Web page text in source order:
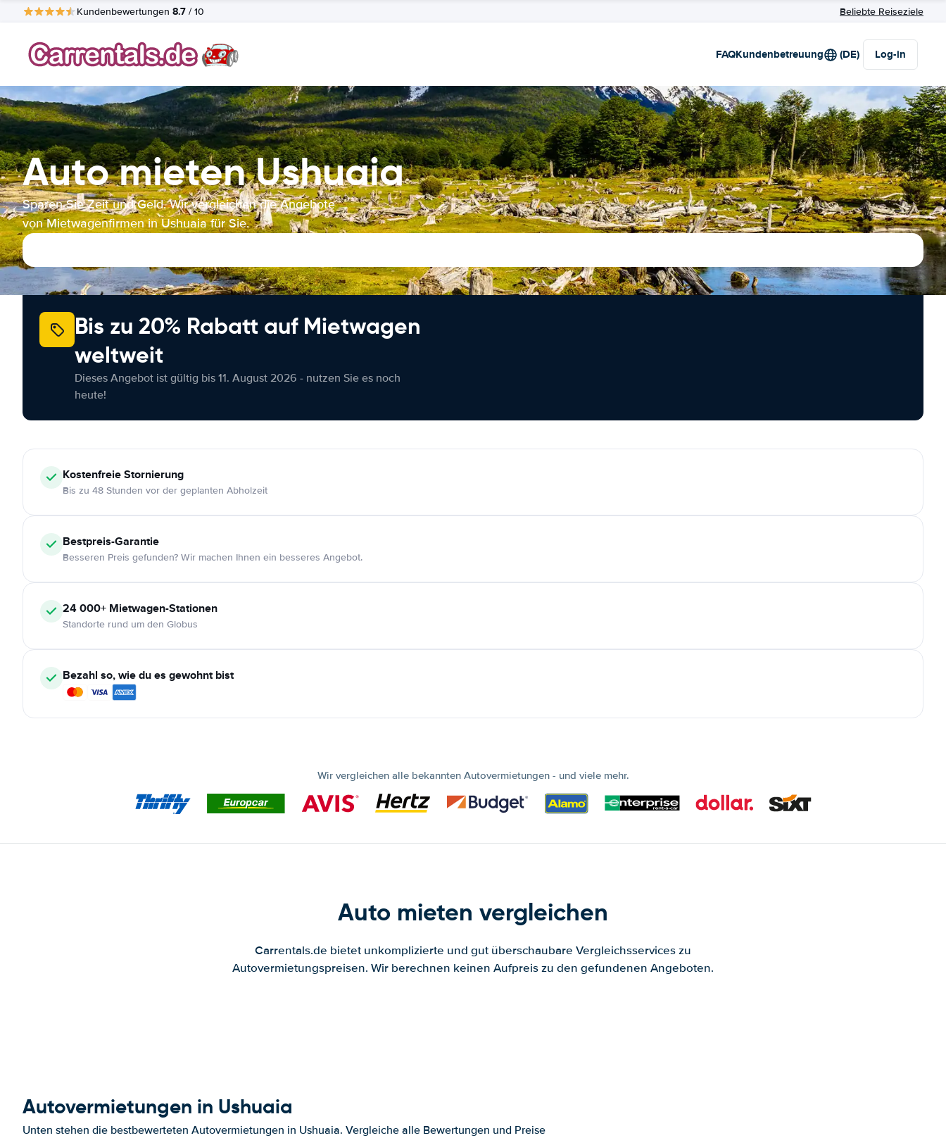
Kundenbewertungen 8.7 / 10 Beliebte Reiseziele
FAQKundenbetreuung (DE) Log-in
Auto mieten Ushuaia
Sparen Sie Zeit und Geld. Wir vergleichen die Angebote
von Mietwagenfirmen in Ushuaia für Sie.
Bis zu 20% Rabatt auf Mietwagen
weltweit
Dieses Angebot ist gültig bis 11. August 2026 - nutzen Sie es noch
heute!
KostenfreieStornierung
Bis zu 48 Stunden vor der geplanten Abholzeit
Bestpreis-Garantie
Besseren Preis gefunden? Wir machen Ihnen ein besseres Angebot.
24 000+ Mietwagen-Stationen
Standorte rund um den Globus
Bezahl so, wie du es gewohnt bist
Wir vergleichen alle bekannten Autovermietungen - und viele mehr.
Auto mieten vergleichen
Carrentals.de bietet unkomplizierte und gut überschaubare Vergleichsservices zu
Autovermietungspreisen. Wir berechnen keinen Aufpreis zu den gefundenen Angeboten.
Autovermietungen in Ushuaia
Unten stehen die bestbewerteten Autovermietungen in Ushuaia. Vergleiche alle Bewertungen und Preise